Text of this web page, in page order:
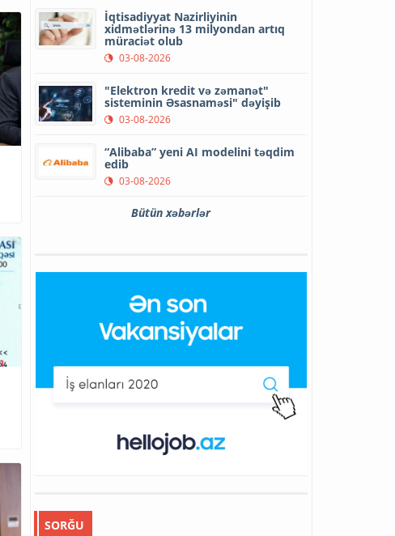
İqtisadiyyat Nazirliyinin
xidmətlərinə 13 milyondan artıq
müraciət olub
03-08-2026
"Elektron kredit və zəmanət"
sisteminin Əsasnaməsi" dəyişib
03-08-2026
“Alibaba” yeni AI modelini təqdim
edib
03-08-2026
Bütün xəbərlər
SORĞU